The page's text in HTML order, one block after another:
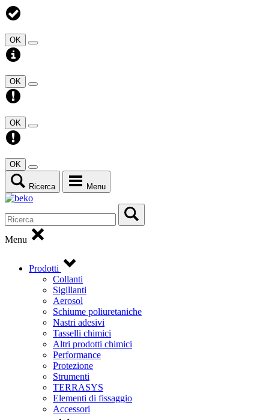
OK
OK
OK
OK
Ricerca Menu
Menu
Prodotti
Collanti
Sigillanti
Aerosol
Schiume poliuretaniche
Nastri adesivi
Tasselli chimici
Altri prodotti chimici
Performance
Protezione
Strumenti
TERRASYS
Elementi di fissaggio
Accessori